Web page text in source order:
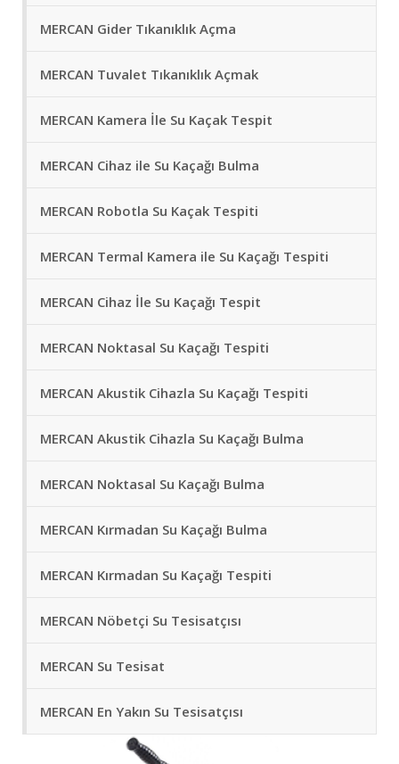
MERCAN Gider Tıkanıklık Açma
MERCAN Tuvalet Tıkanıklık Açmak
MERCAN Kamera İle Su Kaçak Tespit
MERCAN Cihaz ile Su Kaçağı Bulma
MERCAN Robotla Su Kaçak Tespiti
MERCAN Termal Kamera ile Su Kaçağı Tespiti
MERCAN Cihaz İle Su Kaçağı Tespit
MERCAN Noktasal Su Kaçağı Tespiti
MERCAN Akustik Cihazla Su Kaçağı Tespiti
MERCAN Akustik Cihazla Su Kaçağı Bulma
MERCAN Noktasal Su Kaçağı Bulma
MERCAN Kırmadan Su Kaçağı Bulma
MERCAN Kırmadan Su Kaçağı Tespiti
MERCAN Nöbetçi Su Tesisatçısı
MERCAN Su Tesisat
MERCAN En Yakın Su Tesisatçısı